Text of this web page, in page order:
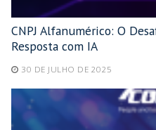
CNPJ Alfanumérico: O
Resposta com IA
30 DE JULHO DE 2025